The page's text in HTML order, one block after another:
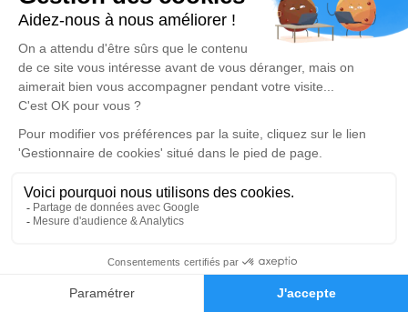
Faire-part Hommages
travers des poèmes ou des textes. Cet endroit est
un lieu d'expression dédié à honorer la mémoire de
Clément LIBIS.
Cérémonie
samedi 13 juin 2026 à 10h00
Eglise Saint-Martin d'Oltingue
18 Place Saint-Martin
Je rends hommage